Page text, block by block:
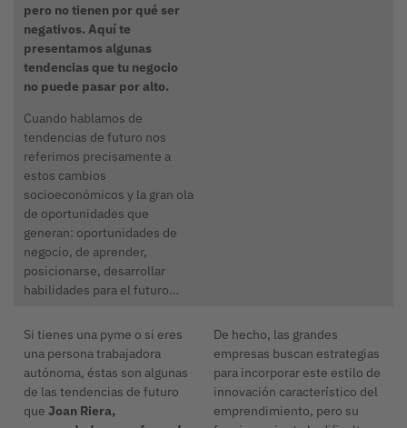
pero no tienen por qué ser
negativos. Aquí te
presentamos algunas
tendencias que tu negocio
no puede pasar por alto.
Cuando hablamos de
tendencias de futuro nos
referimos precisamente a
estos cambios
socioeconómicos y la gran ola
de oportunidades que
generan: oportunidades de
negocio, de aprender,
posicionarse, desarrollar
habilidades para el futuro…
Si tienes una pyme o si eres
una persona trabajadora
autónoma, éstas son algunas
de las tendencias de futuro
que Joan Riera,
De hecho, las grandes
empresas buscan estrategias
para incorporar este estilo de
innovación característico del
emprendimiento, pero su